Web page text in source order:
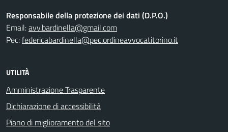
Responsabile della protezione dei dati (D.P.O.)
Email:avv.bardinella@gmail.com
Pec:federicabardinella@pec.ordineavvocatitorino.it
UTILITÀ
Amministrazione Trasparente
Dichiarazione di accessibilità
Piano di miglioramento del sito